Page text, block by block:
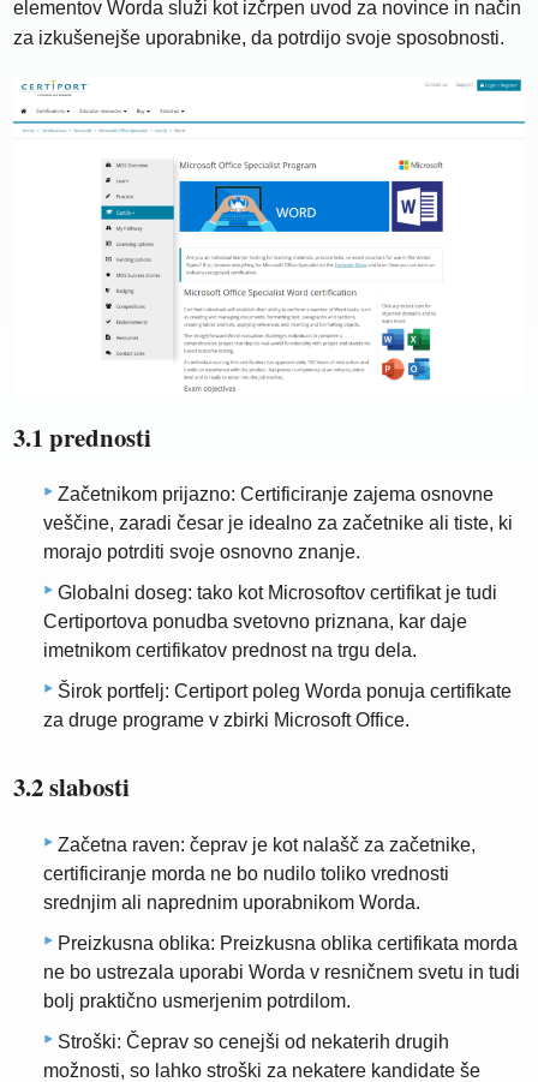
elementov Worda služi kot izčrpen uvod za novince in način
za izkušenejše uporabnike, da potrdijo svoje sposobnosti.
3.1 prednosti
Začetnikom prijazno: Certificiranje zajema osnovne
veščine, zaradi česar je idealno za začetnike ali tiste, ki
morajo potrditi svoje osnovno znanje.
Globalni doseg: tako kot Microsoftov certifikat je tudi
Certiportova ponudba svetovno priznana, kar daje
imetnikom certifikatov prednost na trgu dela.
Širok portfelj: Certiport poleg Worda ponuja certifikate
za druge programe v zbirki Microsoft Office.
3.2 slabosti
Začetna raven: čeprav je kot nalašč za začetnike,
certificiranje morda ne bo nudilo toliko vrednosti
srednjim ali naprednim uporabnikom Worda.
Preizkusna oblika: Preizkusna oblika certifikata morda
ne bo ustrezala uporabi Worda v resničnem svetu in tudi
bolj praktično usmerjenim potrdilom.
Stroški: Čeprav so cenejši od nekaterih drugih
možnosti, so lahko stroški za nekatere kandidate še